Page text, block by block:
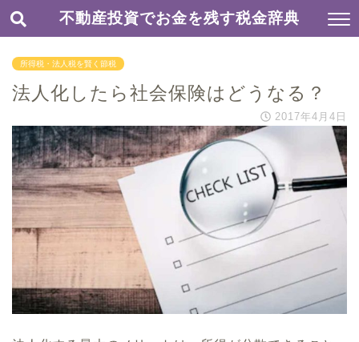
不動産投資でお金を残す税金辞典
所得税・法人税を賢く節税
法人化したら社会保険はどうなる？
2017年4月4日